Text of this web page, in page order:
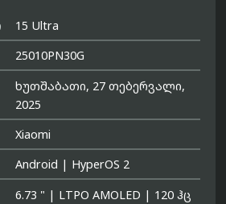
15 Ultra
25010PN30G
ხუთშაბათი, 27 თებერვალი,
2025
Xiaomi
Android | HyperOS 2
6.73 " | LTPO AMOLED | 120 ჰც